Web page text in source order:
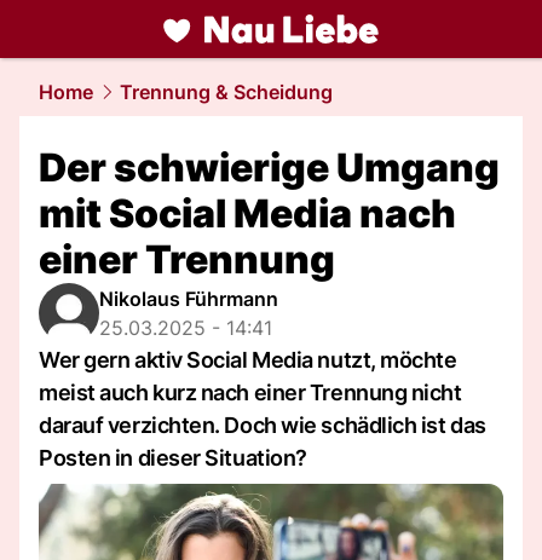
liebe.NAU.ch
Home Trennung & Scheidung
Der schwierige Umgang
mit Social Media nach
einer Trennung
Nikolaus Führmann
25.03.2025 - 14:41
Wer gern aktiv Social Media nutzt, möchte
meist auch kurz nach einer Trennung nicht
darauf verzichten. Doch wie schädlich ist das
Posten in dieser Situation?